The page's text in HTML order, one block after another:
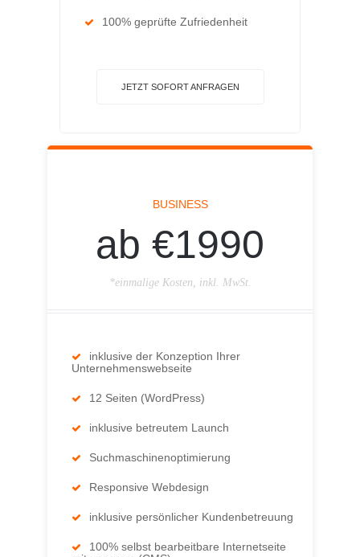
100% geprüfte Zufriedenheit
JETZT SOFORT ANFRAGEN
BUSINESS
ab €1990
*einmalige Kosten, inkl. MwSt.
inklusive der Konzeption Ihrer
Unternehmenswebseite
12 Seiten (WordPress)
inklusive betreutem Launch
Suchmaschinenoptimierung
Responsive Webdesign
inklusive persönlicher Kundenbetreuung
100% selbst bearbeitbare Internetseite